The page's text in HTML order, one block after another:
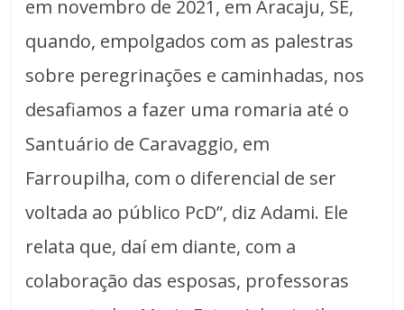
em novembro de 2021, em Aracaju, SE,
quando, empolgados com as palestras
sobre peregrinações e caminhadas, nos
desafiamos a fazer uma romaria até o
Santuário de Caravaggio, em
Farroupilha, com o diferencial de ser
voltada ao público PcD”, diz Adami. Ele
relata que, daí em diante, com a
colaboração das esposas, professoras